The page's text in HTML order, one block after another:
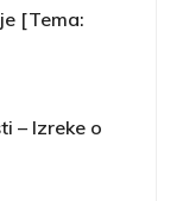
[Tema:
– Izreke o